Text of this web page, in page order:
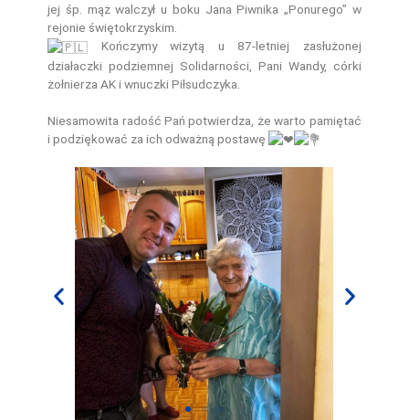
jej śp. mąż walczył u boku Jana Piwnika „Ponurego” w
rejonie świętokrzyskim.
Kończymy wizytą u 87-letniej zasłużonej
działaczki podziemnej Solidarności, Pani Wandy, córki
żołnierza AK i wnuczki Piłsudczyka.
Niesamowita radość Pań potwierdza, że warto pamiętać
i podziękować za ich odważną postawę